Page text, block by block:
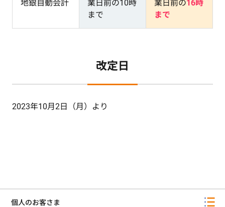
地銀自動会計
業日前の10時
まで
業日前の16時
まで
改定日
2023年10月2日（月）より
個人のお客さま